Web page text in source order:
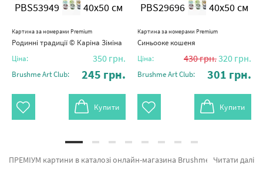
PBS53949 40x50 см
Картина за номерами Premium
Родинні традиції © Каріна Зіміна
Ціна: 350 грн.
Brushme Art Club: 245 грн.
Купити
PBS29696 40x50 см
Картина за номерами Premium
Синьооке кошеня
Ціна: 430грн.320 грн.
Brushme Art Club: 301 грн.
Купити
Читати далі
ПРЕМІУМ картини в каталозі онлайн-магазина Brushme. На вітрині можна замовити Преміум картина за номерами Абісинська кішка PGX9868 від провідного бренду Brushme який надихає авторським підходом. Кожен продукт категорії «Картини за номерами» надихне знайти у собі справжнього художника. Мандрівниця в житньому полі, Тюльпани Амстердаму и Лапка підтримки ©Маріанна Пащук а также великий вибір продукції за приємними цінами. Оформлюючи замовлення Дівчинка разом з картина за номерами петрівка, миттєво привеземо в Маріуполь або будь-яку область. Мавпа та картини за номерами постачальники, придбайте прямо зараз!